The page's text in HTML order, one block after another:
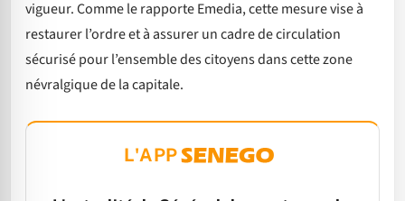
vigueur. Comme le rapporte Emedia, cette mesure vise à
restaurer l’ordre et à assurer un cadre de circulation
sécurisé pour l’ensemble des citoyens dans cette zone
névralgique de la capitale.
L'APP